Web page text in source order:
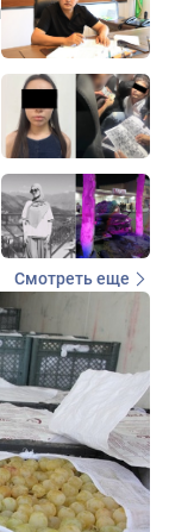
Смотреть еще